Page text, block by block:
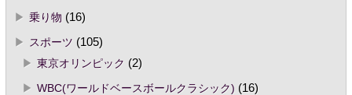
乗り物 (16)
スポーツ (105)
東京オリンピック (2)
WBC(ワールドベースボールクラシック) (16)